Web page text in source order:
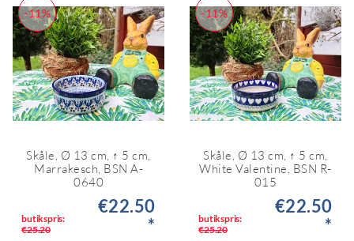
-11%
Skåle, Ø 13 cm, ↑ 5 cm,
Marrakesch, BSN A-
0640
butikspris:
€25.20
€22.50
*
-11%
Skåle, Ø 13 cm, ↑ 5 cm,
White Valentine, BSN R-
015
butikspris:
€25.20
€22.50
*